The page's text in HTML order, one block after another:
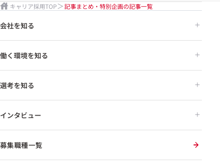
キャリア採用TOP 記事まとめ・特別企画の記事一覧
会社を知る
働く環境を知る
選考を知る
インタビュー
募集職種一覧